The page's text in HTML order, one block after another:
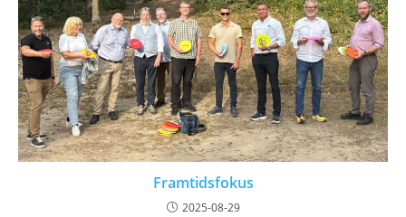
Framtidsfokus
2025-08-29